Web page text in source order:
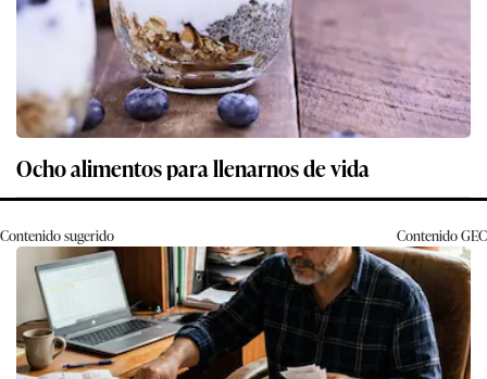
Ocho alimentos para llenarnos de vida
Contenido sugerido ContenidoGEC